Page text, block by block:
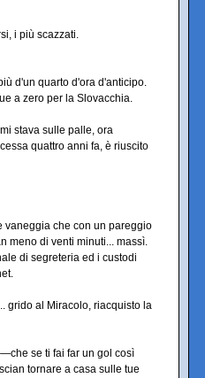
i più scazzati.
d'un quarto d'ora d'anticipo.
a zero per la Slovacchia.
stava sulle palle, ora
quattro anni fa, è riuscito
vaneggia che con un pareggio
meno di venti minuti... massì.
di segreteria ed i custodi
grido al Miracolo, riacquisto la
se ti fai far un gol così
tornare a casa sulle tue